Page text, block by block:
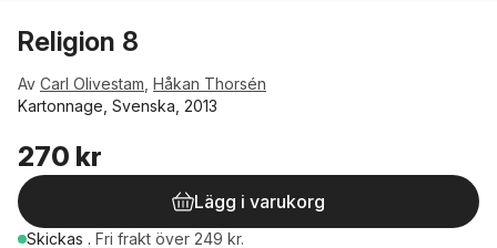
Religion 8
Av Carl Olivestam Håkan Thorsén
Kartonnage, Svenska, 2013
270 kr
Lägg i varukorg
Skickas . Fri frakt över 249 kr.